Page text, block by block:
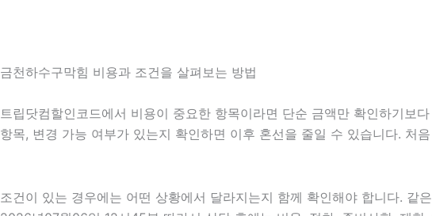
금천하수구막힘 비용과 조건을 살펴보는 방법
트립닷컴할인코드에서 비용이 중요한 항목이라면 단순 금액만 확인하기
항목, 변경 가능 여부가 있는지 확인하면 이후 혼선을 줄일 수 있습니다. 처
조건이 있는 경우에는 어떤 상황에서 달라지는지 함께 확인해야 합니다.